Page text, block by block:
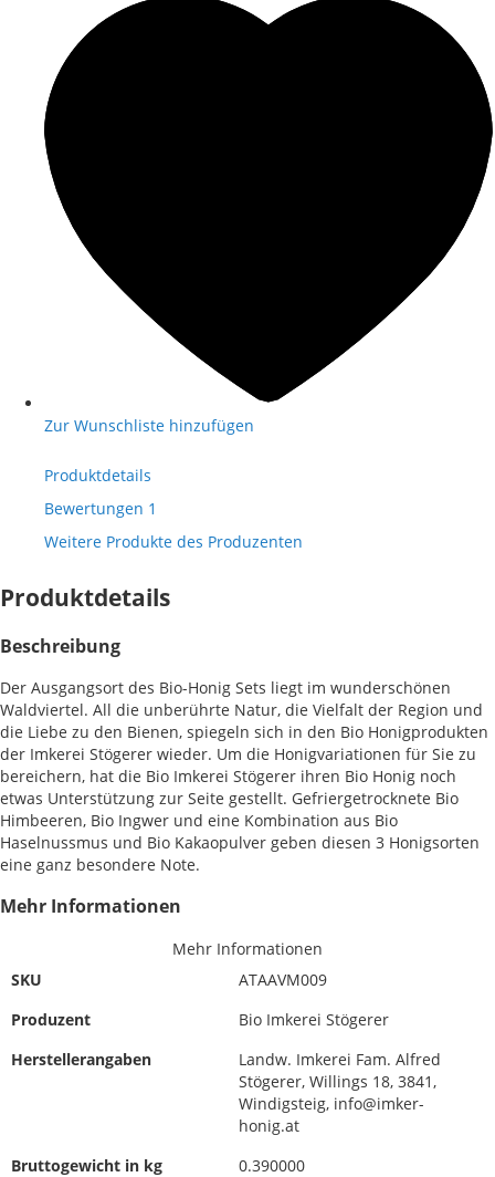
Zur Wunschliste hinzufügen
Produktdetails
Bewertungen 1
Weitere Produkte des Produzenten
Produktdetails
Beschreibung
Der Ausgangsort des Bio-Honig Sets liegt im wunderschönen
Waldviertel. All die unberührte Natur, die Vielfalt der Region und
die Liebe zu den Bienen, spiegeln sich in den Bio Honigprodukten
der Imkerei Stögerer wieder. Um die Honigvariationen für Sie zu
bereichern, hat die Bio Imkerei Stögerer ihren Bio Honig noch
etwas Unterstützung zur Seite gestellt. Gefriergetrocknete Bio
Himbeeren, Bio Ingwer und eine Kombination aus Bio
Haselnussmus und Bio Kakaopulver geben diesen 3 Honigsorten
eine ganz besondere Note.
Mehr Informationen
Mehr Informationen
SKU
ATAAVM009
Produzent
Bio Imkerei Stögerer
Herstellerangaben
Landw. Imkerei Fam. Alfred
Stögerer, Willings 18, 3841,
Windigsteig, info@imker-
honig.at
Bruttogewicht in kg
0.390000